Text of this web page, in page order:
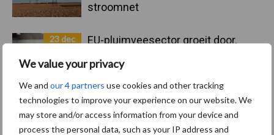
We value your privacy
We and our 4 partners use cookies and other tracking
technologies to improve your experience on our website. We
may store and/or access information from your device and
process the personal data, such as your IP address and
stroomnet
23 dec
EU-pluimveesector groeit door,
22 dec
Kwaliteit als wapen tegen
internationale handelsdruk in de
veeteeltsector